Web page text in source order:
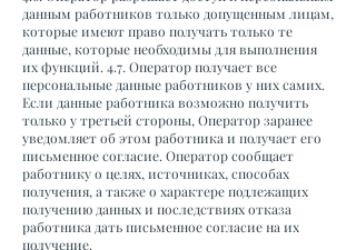
данным работников только допущенным лицам,
которые имеют право получать только те
данные, которые необходимы для выполнения
их функций. 4.7. Оператор получает все
персональные данные работников у них самих.
Если данные работника возможно получить
только у третьей стороны, Оператор заранее
уведомляет об этом работника и получает его
письменное согласие. Оператор сообщает
работнику о целях, источниках, способах
получения, а также о характере подлежащих
получению данных и последствиях отказа
работника дать письменное согласие на их
получение.